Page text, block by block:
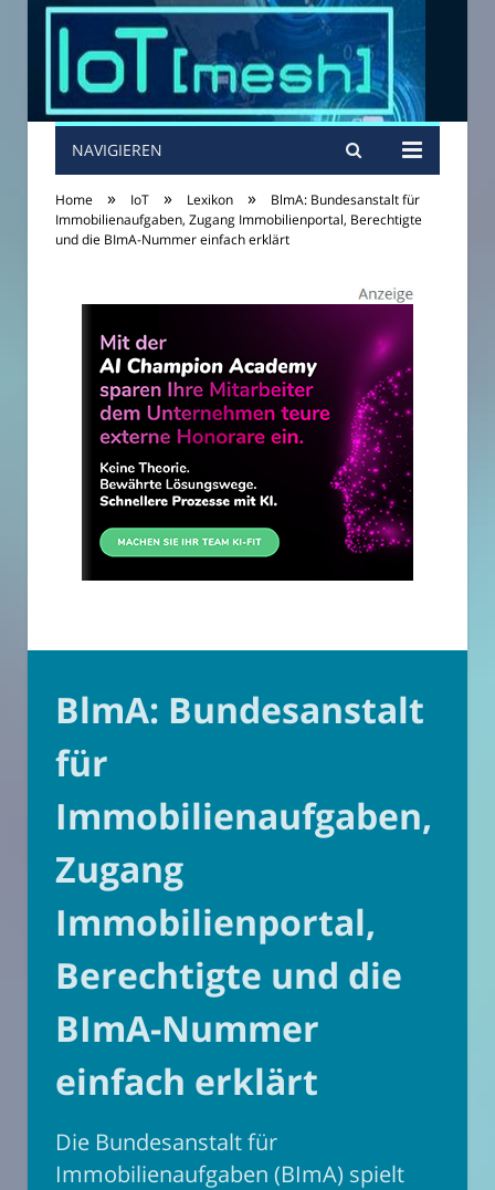
NAVIGIEREN
Home » IoT » Lexikon »
BlmA: Bundesanstalt für
Immobilienaufgaben, Zugang Immobilienportal, Berechtigte
und die BImA-Nummer einfach erklärt
BlmA: Bundesanstalt
für
Immobilienaufgaben,
Zugang
Immobilienportal,
Berechtigte und die
BImA-Nummer
einfach erklärt
Die Bundesanstalt für
Immobilienaufgaben (BImA) spielt